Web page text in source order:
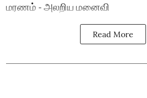
மரணம் - அலறிய மனைவி
Read More